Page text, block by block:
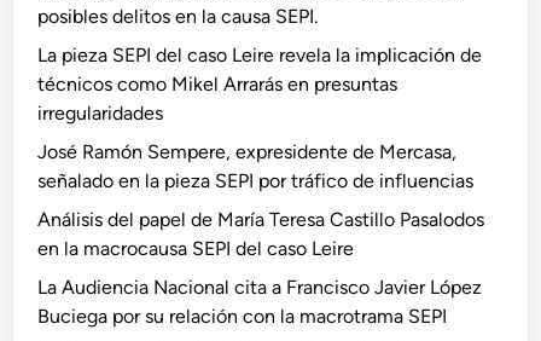
posibles delitos en la causa SEPI.
La pieza SEPI del caso Leire revela la implicación de
técnicos como Mikel Arrarás en presuntas
irregularidades
José Ramón Sempere, expresidente de Mercasa,
señalado en la pieza SEPI por tráfico de influencias
Análisis del papel de María Teresa Castillo Pasalodos
en la macrocausa SEPI del caso Leire
La Audiencia Nacional cita a Francisco Javier López
Buciega por su relación con la macrotrama SEPI